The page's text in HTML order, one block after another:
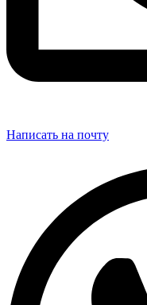
Написать на почту